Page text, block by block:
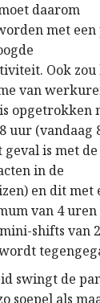
daarom
met een
Ook zou
van
opgetrokken
uur (vandaag
geval is met de
in de
en dit met
van 4 uren
shifts van
swingt de
soepel als